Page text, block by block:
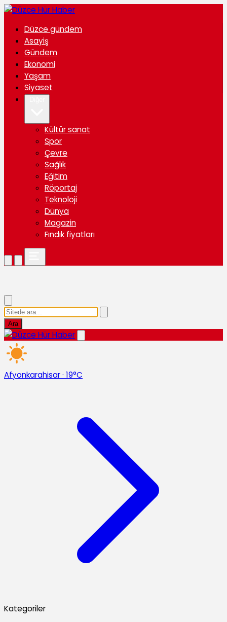
Düzce gündem
Asayiş
Gündem
Ekonomi
Yaşam
Siyaset
Kültür sanat
Spor
Çevre
Sağlık
Eğitim
Röportaj
Teknoloji
Dünya
Magazin
Fındık fiyatları
Ara
Afyonkarahisar· 19°C
Kategoriler